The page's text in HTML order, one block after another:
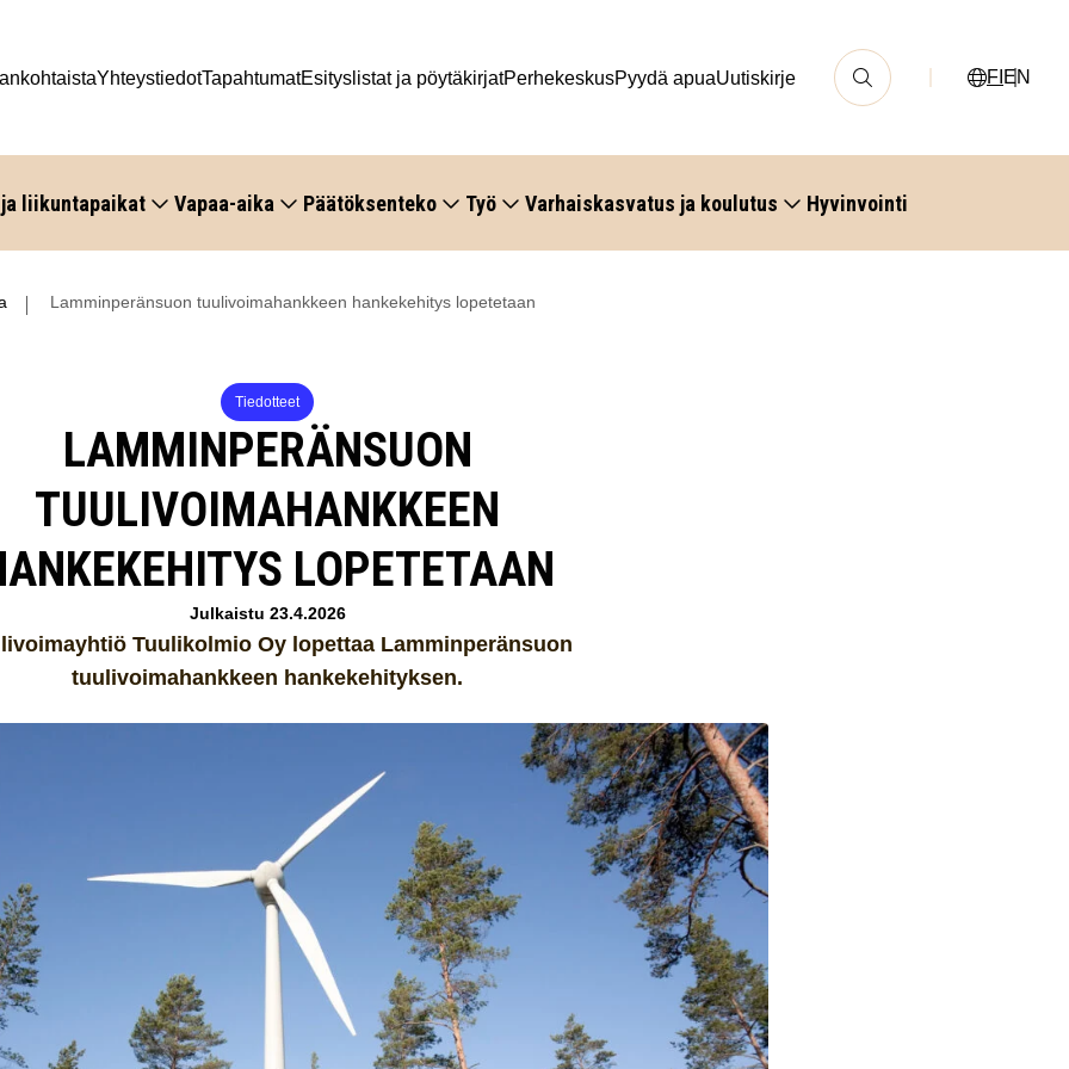
YhteystiedotTapahtumatEsityslistat ja pöytäkirjatPerhekeskusPyydä apuaUutiskirje FI EN
liikuntapaikat Vapaa-aika Päätöksenteko Työ Varhaiskasvatus ja koulutus Hyvinvointi
Lamminperänsuon tuulivoimahankkeen hankekehitys lopetetaan
Tiedotteet
LAMMINPERÄNSUON
TUULIVOIMAHANKKEEN
LOPETETAAN
Julkaistu 23.4.2026
Tuulikolmio Oy lopettaa Lamminperänsuon
tuulivoimahankkeen hankekehityksen.